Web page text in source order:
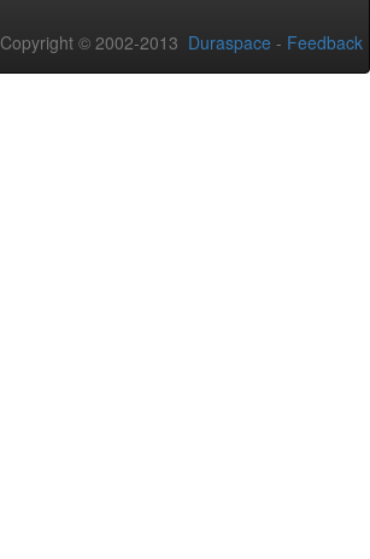
Copyright © 2002-2013 Duraspace - Feedback